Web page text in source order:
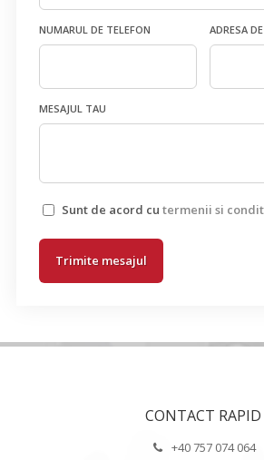
NUMARUL DE TELEFON ADRESA
MESAJUL TAU
Sunt de acord cu termenii si
Trimite mesajul
CONTACT RAPID
+40 757 074 064